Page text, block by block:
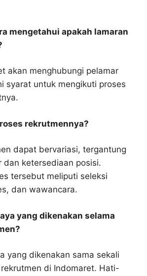
mengetahui apakah lamaran
akan menghubungi pelamar
syarat untuk mengikuti proses
rekrutmennya?
dapat bervariasi, tergantung
dan ketersediaan posisi.
tersebut meliputi seleksi
dan wawancara.
yang dikenakan selama
yang dikenakan sama sekali
di Indomaret. Hati-